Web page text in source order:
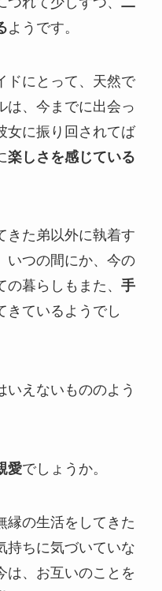
ようです。
ドにとって、天然で
は、今までに出会っ
女に振り回されてば
楽しさを感じている
きた弟以外に執着す
いつの間にか、今の
暮らしもまた、 手
きているようでし
いえないもののよう
愛でしょうか。
縁の生活をしてきた
持ちに気づいていな
は、お互いのことを